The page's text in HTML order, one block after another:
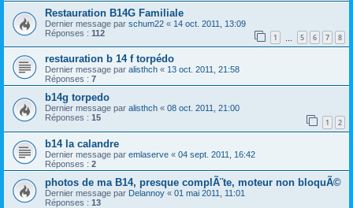
Restauration B14G Familiale
Dernier message par schum22 « 14 oct. 2011, 13:09
Réponses : 112 1 5 6 7 8
restauration b 14 f torpédo
Dernier message par alisthch « 13 oct. 2011, 21:58
Réponses : 7
b14g torpedo
Dernier message par alisthch « 08 oct. 2011, 21:00
Réponses : 15 1 2
b14 la calandre
Dernier message par emlaserve « 04 sept. 2011, 16:42
Réponses : 2
photos de ma B14, presque complÃ¨te, moteur non bloquÃ©
Dernier message par Delannoy « 01 mai 2011, 11:01
Réponses : 13